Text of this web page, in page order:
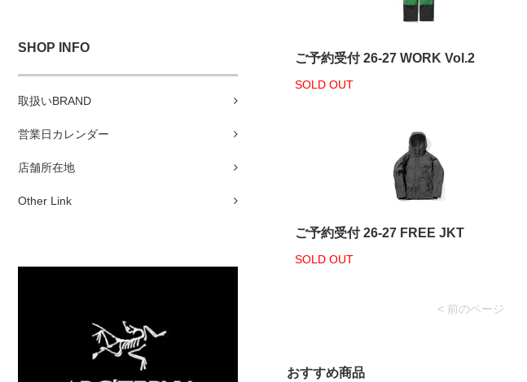
SHOP INFO
取扱いBRAND
営業日カレンダー
店舗所在地
Other Link
ご予約受付 26-27 WORK Vol.2
SOLD OUT
ご予約受付 26-27 FREE JKT
SOLD OUT
< 前のページ
おすすめ商品